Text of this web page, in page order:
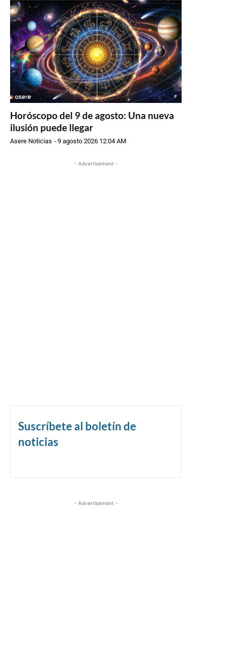
Horóscopo del 9 de agosto: Una nueva
ilusión puede llegar
Asere Noticias -9 agosto 2026 12:04 AM
- Advertisement -
Suscríbete al boletín de
noticias
- Advertisement -